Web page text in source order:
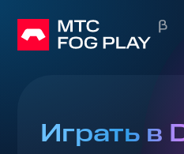
Играть в